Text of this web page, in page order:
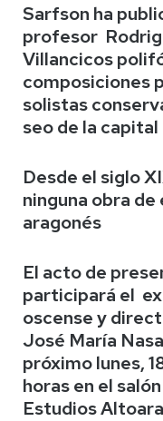
Sarfson ha
profesor
Villancicos
composiciones
solistas
seo de la
Desde el siglo
ninguna obra
aragonés
El acto de
participará el
oscense y
José María
próximo lunes,
horas en el
Estudios